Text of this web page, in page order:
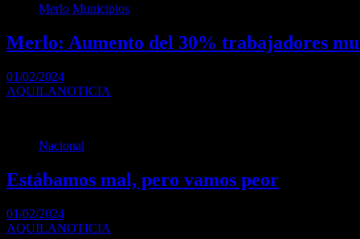
Merlo Municipios
Merlo: Aumento del 30% trabajadores
01/02/2024
AQUILANOTICIA
Nacional
Estábamos mal, pero vamos peor
01/02/2024
AQUILANOTICIA